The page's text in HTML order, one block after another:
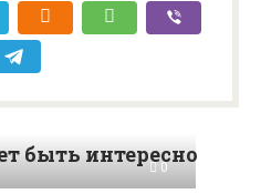
быть интересно
0